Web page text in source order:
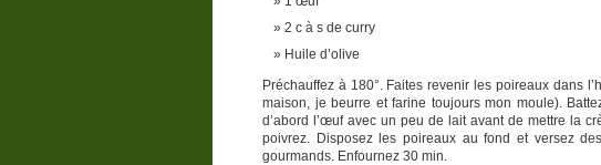
2 c à s de curry
Huile d’olive
Préchauffez à 180°. Faites revenir les poireaux dans
maison, je beurre et farine toujours mon moule).
d’abord l’œuf avec un peu de lait avant de mettre la
poivrez. Disposez les poireaux au fond et versez
gourmands. Enfournez 30 min.